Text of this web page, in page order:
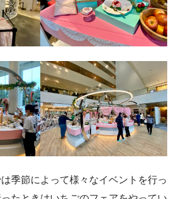
季節によって様々なイベントを行っ